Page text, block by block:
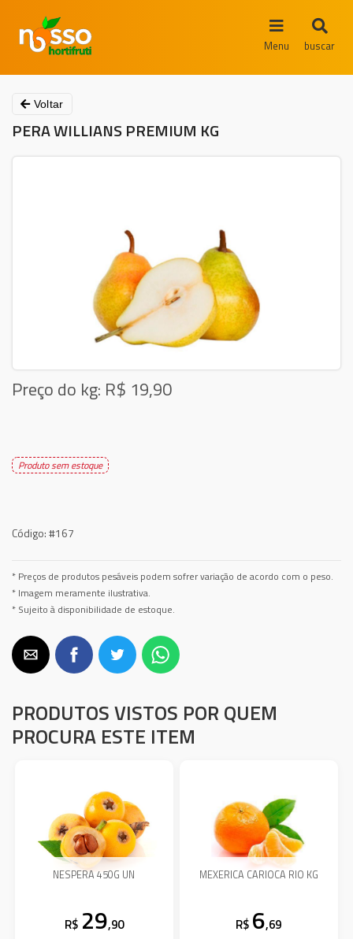
Menu buscar
Voltar
PERA WILLIANS PREMIUM KG
Preço do kg: R$ 19,90
Produto sem estoque
Código:#167
* Preços de produtos pesáveis podem sofrer variação de acordo com o peso.
* Imagem meramente ilustrativa.
* Sujeito à disponibilidade de estoque.
PRODUTOS VISTOS POR QUEM
PROCURA ESTE ITEM
NESPERA 450G UN
R$ 29,90
MEXERICA CARIOCA RIO KG
R$ 6,69